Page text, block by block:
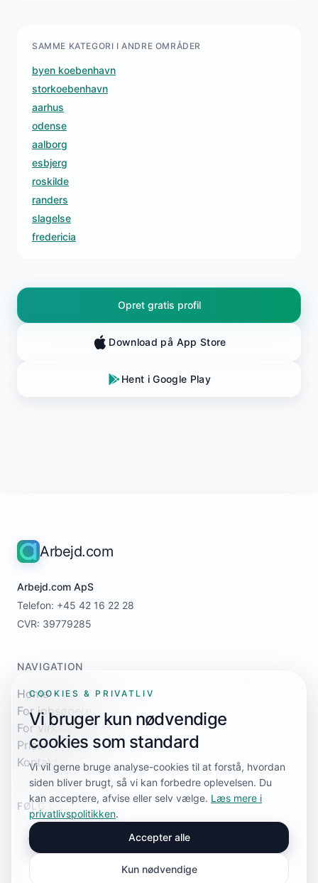
SAMME KATEGORI I ANDRE OMRÅDER
byen koebenhavn
storkoebenhavn
aarhus
odense
aalborg
esbjerg
roskilde
randers
slagelse
fredericia
Opret gratis profil
Download på App Store
Hent i Google Play
Arbejd.com
Arbejd.com ApS
Telefon: +45 42 16 22 28
CVR: 39779285
NAVIGATION
Home
For jobsøgere
For virksomheder
Priser
Kontakt
FØLG OS
COOKIES & PRIVATLIV
Vi bruger kun nødvendige
cookies som standard
Vi vil gerne bruge analyse-cookies til at forstå, hvordan
siden bliver brugt, så vi kan forbedre oplevelsen. Du
kan acceptere, afvise eller selv vælge. Læs mere i
privatlivspolitikken.
Accepter alle
Kun nødvendige